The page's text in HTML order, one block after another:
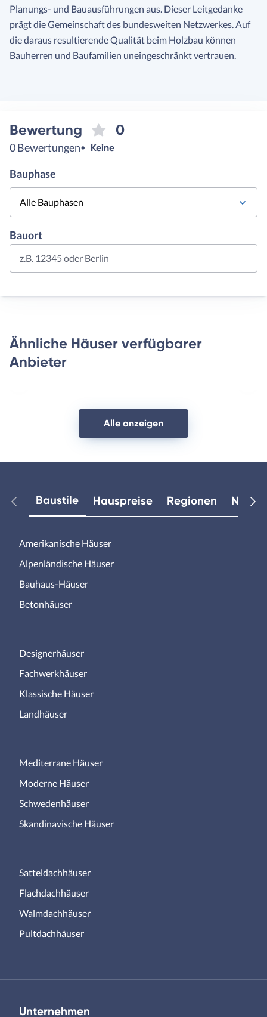
Planungs- und Bauausführungen aus. Dieser Leitgedanke
prägt die Gemeinschaft des bundesweiten Netzwerkes. Auf
die daraus resultierende Qualität beim Holzbau können
Bauherren und Baufamilien uneingeschränkt vertrauen.
Bewertung 0
0 Bewertungen Keine
Bauphase
Alle Bauphasen
Bauort
z.B. 12345 oder Berlin
Ähnliche Häuser verfügbarer
Anbieter
Alle anzeigen
Baustile Hauspreise Regionen
Amerikanische Häuser
Alpenländische Häuser
Bauhaus-Häuser
Betonhäuser
Designerhäuser
Fachwerkhäuser
Klassische Häuser
Landhäuser
Mediterrane Häuser
Moderne Häuser
Schwedenhäuser
Skandinavische Häuser
Satteldachhäuser
Flachdachhäuser
Walmdachhäuser
Pultdachhäuser
Unternehmen